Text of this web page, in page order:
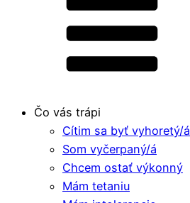
Čo vás trápi
Cítim sa byť vyhoretý/á
Som vyčerpaný/á
Chcem ostať výkonný
Mám tetaniu